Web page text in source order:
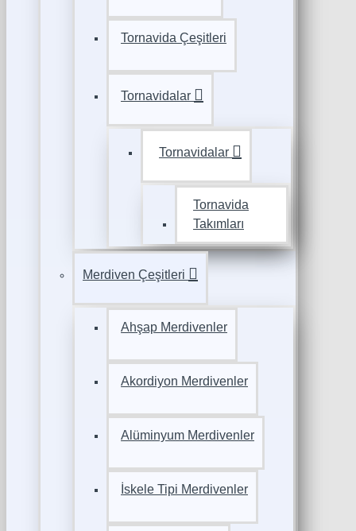
Tornavida Çeşitleri
Tornavidalar
Tornavidalar
Tornavida
Takımları
Merdiven Çeşitleri
Ahşap Merdivenler
Akordiyon Merdivenler
Alüminyum Merdivenler
İskele Tipi Merdivenler